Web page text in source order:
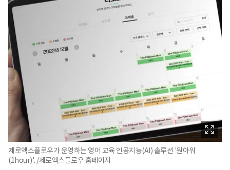
제로엑스플로우가 운영하는 영어 교육 인공지능(AI) 솔루션 '원아워
(1hour)'. /제로엑스플로우 홈페이지